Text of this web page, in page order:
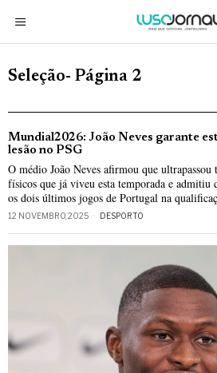
Seleção- Página 2
Mundial2026: João Neves garante
lesão no PSG
O médio João Neves afirmou que ultrapassou
físicos que já viveu esta temporada e
os dois últimos jogos de Portugal na
12 NOVEMBRO, 2025 DESPORTO